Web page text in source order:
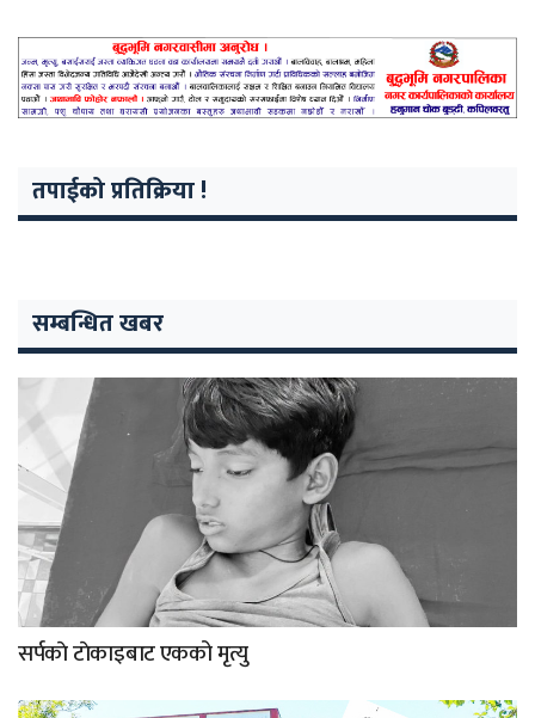
तपाईको प्रतिक्रिया !
सम्बन्धित खबर
सर्पकाे टाेकाइबाट एकको मृत्यु